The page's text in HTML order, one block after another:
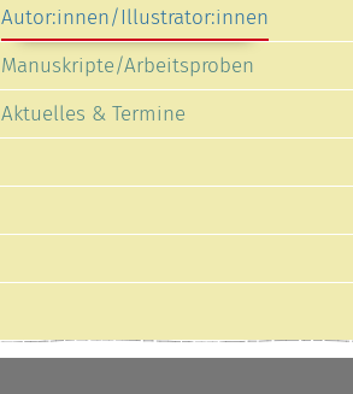
Autor:innen/Illustrator:innen
Manuskripte/Arbeitsproben
Aktuelles & Termine